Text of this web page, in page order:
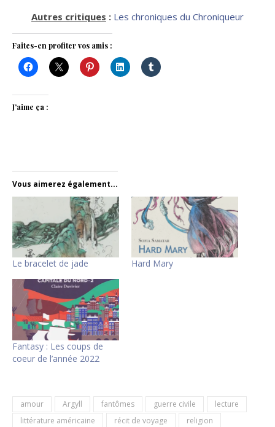
Autres critiques : Les chroniques du Chroniqueur
Faites-en profiter vos amis :
J’aime ça :
Vous aimerez également...
Le bracelet de jade Hard Mary
Fantasy : Les coups de
coeur de l’année 2022
amour Argyll fantômes guerre civile
lecture
littérature américaine
récit de voyage religion